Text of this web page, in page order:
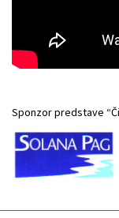
Sponzor predstave